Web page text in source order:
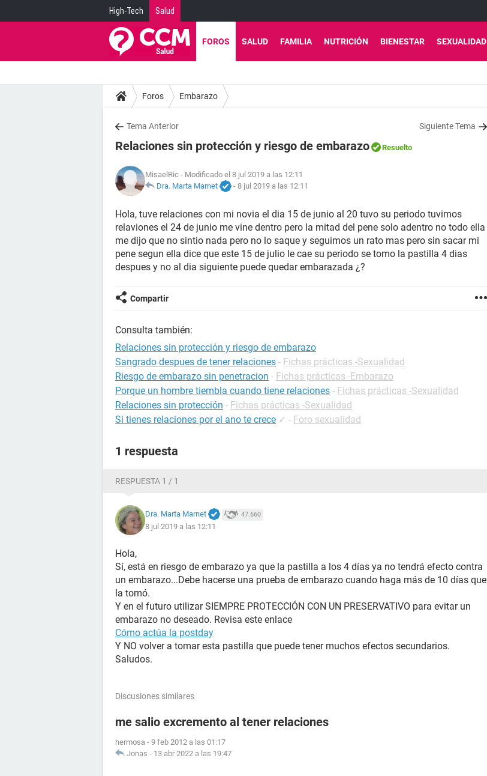
High-Tech Salud
FOROS SALUD FAMILIA NUTRICIÓN BIENESTAR SEXUALIDAD
Foros Embarazo
Tema Anterior Siguiente Tema
Relaciones sin protección y riesgo de embarazo Resuelto
MisaelRic - Modificado el 8 jul 2019 a las 12:11
Dra. Marta Marnet
- 8 jul 2019 a las 12:11
Hola, tuve relaciones con mi novia el dia 15 de junio al 20 tuvo su periodo tuvimos
relaviones el 24 de junio me vine dentro pero la mitad del pene solo adentro no todo ella
me dijo que no sintio nada pero no lo saque y seguimos un rato mas pero sin sacar mi
pene segun ella dice que este 15 de julio le cae su periodo se tomo la pastilla 4 dias
despues y no al dia siguiente puede quedar embarazada ¿?
Compartir
Consulta también:
Relaciones sin protección y riesgo de embarazo
Sangrado despues de tener relaciones - Fichas prácticas -Sexualidad
Riesgo de embarazo sin penetracion - Fichas prácticas -Embarazo
Porque un hombre tiembla cuando tiene relaciones - Fichas prácticas -Sexualidad
Relaciones sin protección - Fichas prácticas -Sexualidad
Si tienes relaciones por el ano te crece ✓ - Foro sexualidad
1 respuesta
RESPUESTA 1 / 1
Dra. Marta Marnet 47.660
8 jul 2019 a las 12:11
Hola,
Sí, está en riesgo de embarazo ya que la pastilla a los 4 días ya no tendrá efecto contra
un embarazo...Debe hacerse una prueba de embarazo cuando haga más de 10 días que
la tomó.
Y en el futuro utilizar SIEMPRE PROTECCIÓN CON UN PRESERVATIVO para evitar un
embarazo no deseado. Revisa este enlace
Cómo actúa la postday
Y NO volver a tomar esta pastilla que puede tener muchos efectos secundarios.
Saludos.
Discusiones similares
me salio excremento al tener relaciones
hermosa - 9 feb 2012 a las 01:17
Jonas - 13 abr 2022 a las 19:47